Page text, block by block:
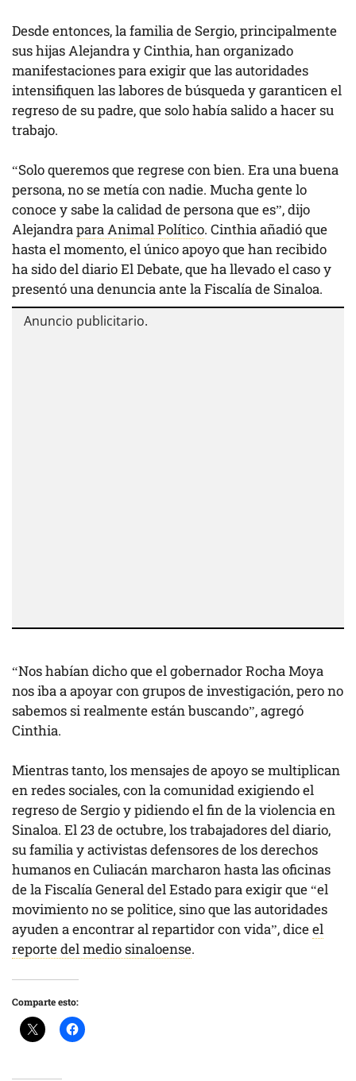
Desde entonces, la familia de Sergio, principalmente
sus hijas Alejandra y Cinthia, han organizado
manifestaciones para exigir que las autoridades
intensifiquen las labores de búsqueda y garanticen el
regreso de su padre, que solo había salido a hacer su
trabajo.
“Solo queremos que regrese con bien. Era una buena
persona, no se metía con nadie. Mucha gente lo
conoce y sabe la calidad de persona que es”, dijo
Alejandrapara Animal Político. Cinthia añadió que
hasta el momento, el único apoyo que han recibido
ha sido del diario El Debate, que ha llevado el caso y
presentó una denuncia ante la Fiscalía de Sinaloa.
“Nos habían dicho que el gobernador Rocha Moya
nos iba a apoyar con grupos de investigación, pero no
sabemos si realmente están buscando”, agregó
Cinthia.
Mientras tanto, los mensajes de apoyo se multiplican
en redes sociales, con la comunidad exigiendo el
regreso de Sergio y pidiendo el fin de la violencia en
Sinaloa. El 23 de octubre, los trabajadores del diario,
su familia y activistas defensores de los derechos
humanos en Culiacán marcharon hasta las oficinas
de la Fiscalía General del Estado para exigir que “el
movimiento no se politice, sino que las autoridades
ayuden a encontrar al repartidor con vida”, diceel
reporte del medio sinaloense.
Comparte esto: